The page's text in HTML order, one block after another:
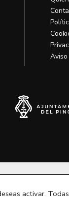
activar.